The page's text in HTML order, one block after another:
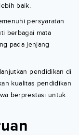
baik.
persyaratan
berbagai mata
pada jenjang
pendidikan di
kualitas pendidikan
berprestasi untuk